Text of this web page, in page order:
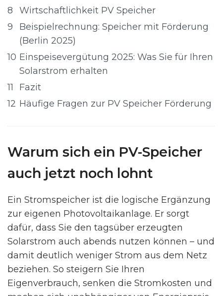
8
Wirtschaftlichkeit PV Speicher
9
Beispielrechnung: Speicher mit Förderung
(Berlin 2025)
10 Einspeisevergütung 2025: Was Sie für Ihren
Solarstrom erhalten
11
Fazit
12 Häufige Fragen zur PV Speicher Förderung
Warum sich ein PV-Speicher
auch jetzt noch lohnt
Ein Stromspeicher ist die logische Ergänzung
zur eigenen Photovoltaikanlage. Er sorgt
dafür, dass Sie den tagsüber erzeugten
Solarstrom auch abends nutzen können – und
damit deutlich weniger Strom aus dem Netz
beziehen. So steigern Sie Ihren
Eigenverbrauch, senken die Stromkosten und